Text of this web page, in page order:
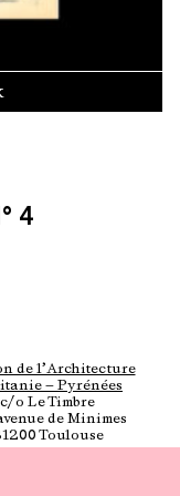
4
de l’Architecture
— Pyrénées
c/o Le Timbre
de Minimes
Toulouse